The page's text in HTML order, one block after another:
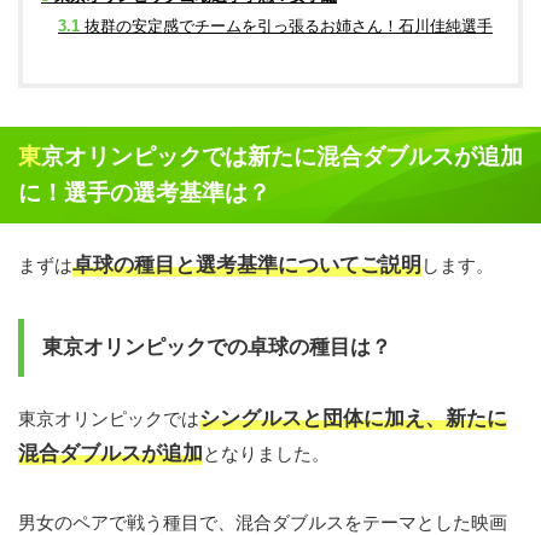
3.1 抜群の安定感でチームを引っ張るお姉さん！石川佳純選手
東京オリンピックでは新たに混合ダブルスが追加
に！選手の選考基準は？
まずは卓球の種目と選考基準についてご説明します。
東京オリンピックでの卓球の種目は？
東京オリンピックではシングルスと団体に加え、新たに
混合ダブルスが追加となりました。
男女のペアで戦う種目で、混合ダブルスをテーマとした映画